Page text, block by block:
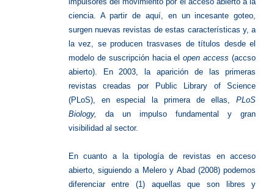
ciencia. A partir de aquí, en un incesante goteo,
surgen nuevas revistas de estas características y, a
la vez, se producen trasvases de títulos desde el
modelo de suscripción hacia elopen access (accso
abierto). En 2003, la aparición de las primeras
revistas creadas por Public Library of Science
(PLoS), en especial la primera de ellas,PLoS
Biology,
da un impulso fundamental y gran
visibilidad al sector.
En cuanto a la tipología de revistas en acceso
abierto, siguiendo a Melero y Abad (2008) podemos
diferenciar entre (1) aquellas que son libres y